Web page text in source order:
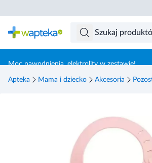
Moc nawodnienia, elektrolity w zestawie!
Apteka Mama i dziecko Akcesoria